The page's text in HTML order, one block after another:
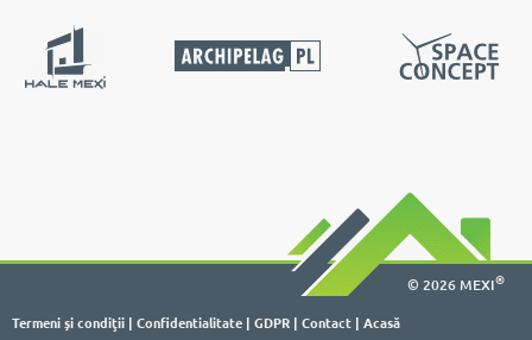
© 2026 MEXI®
Termeni şi condiţii | Confidentialitate | GDPR | Contact | Acasă